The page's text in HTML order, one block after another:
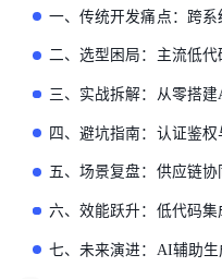
一、传统开发痛点：跨
二、选型困局：主流低
三、实战拆解：从零搭
四、避坑指南：认证鉴
五、场景复盘：供应链
六、效能跃升：低代码
七、未来演进：AI辅助